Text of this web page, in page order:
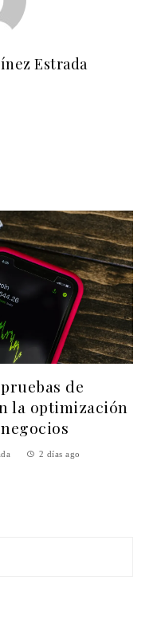
Estrada
de
la optimización
2 días ago